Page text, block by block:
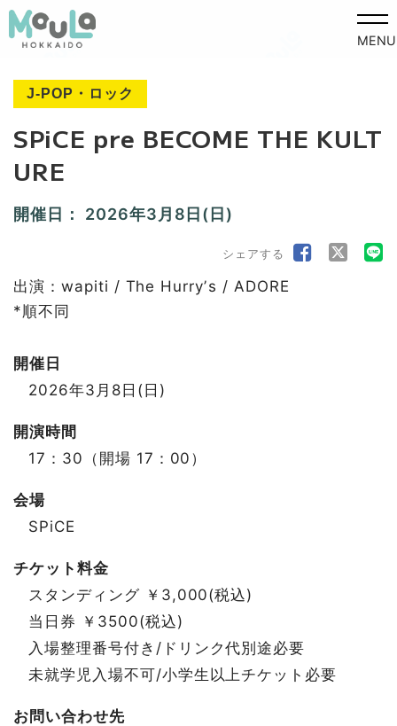
MENU
J-POP・ロック
SPiCE pre BECOME THE KULT
URE
開催日： 2026年3月8日(日)
シェアする
出演：wapiti / The Hurryʼs / ADORE
*順不同
開催日
2026年3月8日(日)
開演時間
17：30（開場 17：00）
会場
SPiCE
チケット料金
スタンディング ￥3,000(税込)
当日券 ￥3500(税込)
入場整理番号付き/ドリンク代別途必要
未就学児入場不可/小学生以上チケット必要
お問い合わせ先